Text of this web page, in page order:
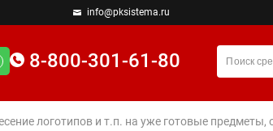
info@pksistema.ru
8-800-301-61-80
логотипов и т.п. на уже готовые